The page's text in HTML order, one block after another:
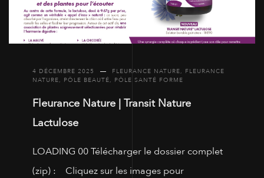
4 DÉCEMBRE 2025 FLEURANCE NATURE, FLEURANCE
NATURE, PÔLE BEAUTÉ, PÔLE SANTÉ FORME
Fleurance Nature | Transit Nature
Lactulose
LOADING 00 Télécharger le dossier complet
(zip) : Cliquez sur les images pour